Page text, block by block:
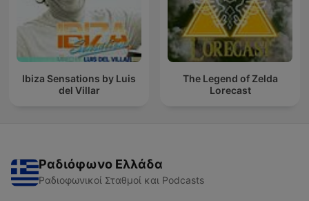
Ibiza Sensations by Luis
del Villar
The Legend of Zelda
Lorecast
Ραδιόφωνο Ελλάδα
Ραδιοφωνικοί Σταθμοί και Podcasts